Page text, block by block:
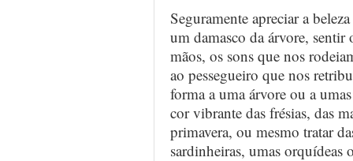
Seguramente apreciar a
um damasco da árvore,
mãos, os sons que nos
ao pessegueiro que nos
forma a uma árvore ou a
cor vibrante das frésias, das
primavera, ou mesmo tratar
sardinheiras, umas